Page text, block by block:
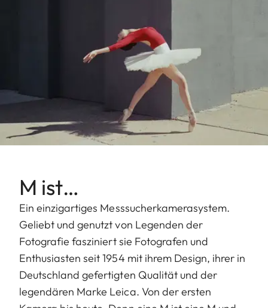
M ist…
Ein einzigartiges Messsucherkamerasystem.
Geliebt und genutzt von Legenden der
Fotografie fasziniert sie Fotografen und
Enthusiasten seit 1954 mit ihrem Design, ihrer in
Deutschland gefertigten Qualität und der
legendären Marke Leica. Von der ersten